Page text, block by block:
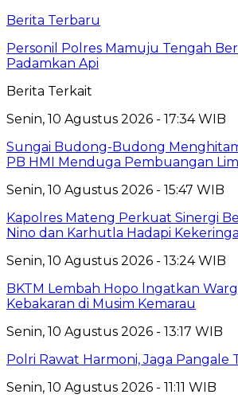
Berita Terbaru
Personil Polres Mamuju Tengah
Padamkan Api
Berita Terkait
Senin, 10 Agustus 2026 - 17:34 WIB
Sungai Budong-Budong
PB HMI Menduga Pembuangan
Senin, 10 Agustus 2026 - 15:47 WIB
Kapolres Mateng Perkuat Sinergi
Nino dan Karhutla Hadapi
Senin, 10 Agustus 2026 - 13:24 WIB
BKTM Lembah Hopo lngatkan
Kebakaran di Musim Kemarau
Senin, 10 Agustus 2026 - 13:17 WIB
Polri Rawat Harmoni, Jaga Pangale
Senin, 10 Agustus 2026 - 11:11 WIB